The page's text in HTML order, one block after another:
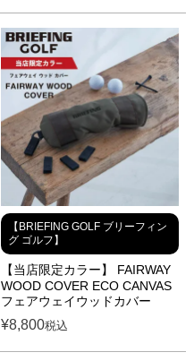
【BRIEFING GOLF ブリーフィン
グ ゴルフ】
【当店限定カラー】 FAIRWAY
WOOD COVER ECO CANVAS
フェアウェイウッドカバー
¥8,800税込